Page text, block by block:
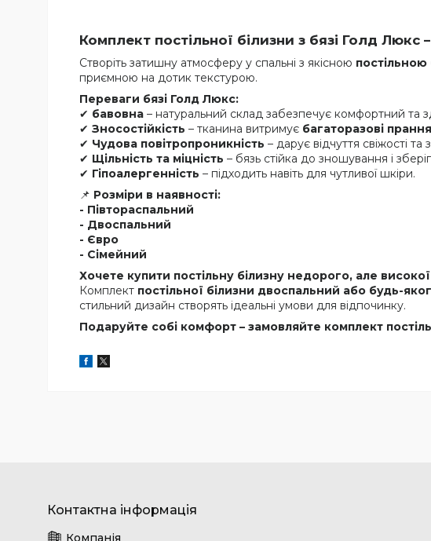
Комплект постільної білизни з бязі Голд
Створіть затишну атмосферу у спальні з якісною
приємною на дотик текстурою.
Переваги бязі Голд Люкс:
✔ бавовна – натуральний склад забезпечує комфортний та
✔ Зносостійкість – тканина витримує багаторазові прання
✔ Чудова повітропроникність – дарує відчуття свіжості
✔ Щільність та міцність – бязь стійка до зношування і
✔ Гіпоалергенність – підходить навіть для чутливої шкіри.
📌 Розміри в наявності:
- Півтораспальний
- Двоспальний
- Євро
- Сімейний
Хочете купити постільну білизну недорого, але високої
Комплект постільної білизни двоспальний або будь-
стильний дизайн створять ідеальні умови для відпочинку.
Подаруйте собі комфорт – замовляйте комплект